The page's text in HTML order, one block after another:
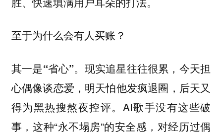
至于为什么会有人买账？
其一是“省心”。 现实追星往往很累，今天担
心偶像谈恋爱，明天怕他发疯退圈，后天又
得为黑热搜熬夜控评。AI歌手没有这些破
事，这种“永不塌房”的安全感，对经历过偶